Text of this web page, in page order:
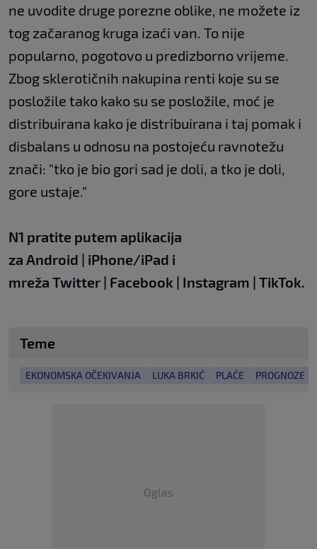
ne uvodite druge porezne oblike, ne možete iz
tog začaranog kruga izaći van. To nije
popularno, pogotovo u predizborno vrijeme.
Zbog sklerotičnih nakupina renti koje su se
posložile tako kako su se posložile, moć je
distribuirana kako je distribuirana i taj pomak i
disbalans u odnosu na postojeću ravnotežu
znači: "tko je bio gori sad je doli, a tko je doli,
gore ustaje."
N1 pratite putem aplikacija
za Android | iPhone/iPad i
mreža Twitter | Facebook | Instagram | TikTok.
Teme
EKONOMSKA OČEKIVANJA LUKA BRKIĆ PLAĆE PROGNOZE
Oglas